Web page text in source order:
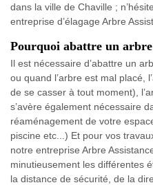
dans la ville de Chaville ;
entreprise d’élagage Arbre
Pourquoi abattre un
Il est nécessaire d’abattre un
ou quand l’arbre est mal placé,
de se casser à tout moment),
s’avère également nécessaire
réaménagement de votre
piscine etc...) Et pour vos
notre entreprise Arbre
minutieusement les différentes
la distance de sécurité, de la